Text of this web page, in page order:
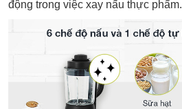
động trong việc xay nấu thực phẩm.